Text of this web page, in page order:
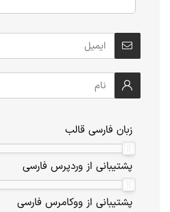
زبان فارسی قالب
پشتیبانی از وردپرس فارسی
پشتیبانی از ووکامرس فارسی